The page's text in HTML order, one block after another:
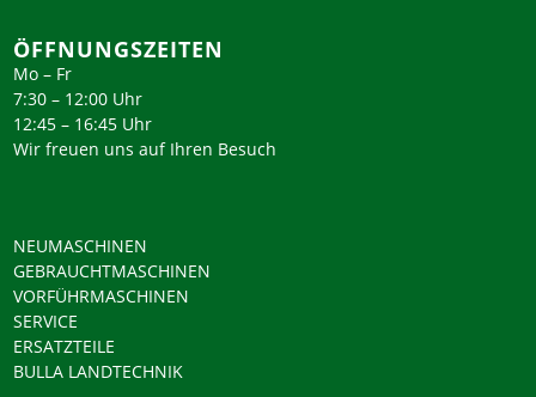
ÖFFNUNGSZEITEN
Mo – Fr
7:30 – 12:00 Uhr
12:45 – 16:45 Uhr
Wir freuen uns auf Ihren Besuch
NEUMASCHINEN
GEBRAUCHTMASCHINEN
VORFÜHRMASCHINEN
SERVICE
ERSATZTEILE
BULLA LANDTECHNIK